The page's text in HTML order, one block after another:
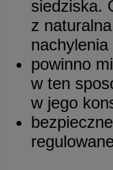
siedziska.
z
nachylenia
powinno
w ten
w jego